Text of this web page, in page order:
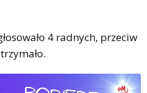
4 radnych, przeciw